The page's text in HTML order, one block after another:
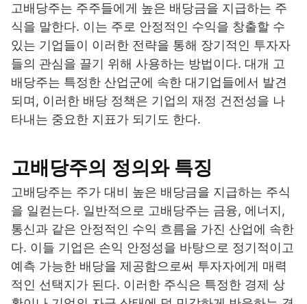
고배당주는 주주들에게 높은 배당금을 지급하는 주
식을 말한다. 이는 주로 안정적인 수익을 창출할 수
있는 기업들이 이러한 전략을 통해 장기적인 투자자
들의 관심을 끌기 위해 사용하는 방법이다. 대개 고
배당주는 특정한 산업군에 속한 대기업들에서 발견
되며, 이러한 배당 정책은 기업의 재정 건전성을 나
타내는 중요한 지표가 되기도 한다.
고배당주의 정의와 특징
고배당주는 주가 대비 높은 배당금을 지급하는 주식
을 일컫는다. 일반적으로 고배당주는 금융, 에너지,
통신과 같은 안정적인 수익 흐름을 가진 산업에 속한
다. 이들 기업은 손익 안정성을 바탕으로 정기적이고
예측 가능한 배당을 제공함으로써 투자자에게 매력
적인 선택지가 된다. 이러한 주식은 특정한 경제 상